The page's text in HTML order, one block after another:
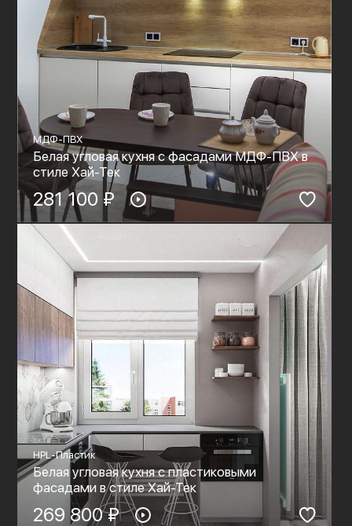
МДФ-ПВХ
Белая угловая кухня с фасадами МДФ-ПВХ в
стиле Хай-Тек
281 100 ₽
HPL-Пластик
Белая угловая кухня с пластиковыми
фасадами в стиле Хай-Тек
269 800 ₽